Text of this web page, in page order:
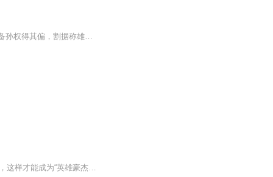
夫厚黑之为学也，其法至简，其效至神，小用小效，大用大效。司马得其全而兴晋，曹操刘备孙权得其偏，割据称雄，炫赫一世，至今犹津津焉乐道之不衰，则厚黑亦何负于人哉？由三代以迄于今，帝王将相，不可胜数，苟其事之有济，何一不出于此？书策具在，事实难诬。学者本吾说以求之，自有豁然贯通之妙矣。
《厚黑学》为民国初期李宗吾于1917年所提出之学说，宣扬脸皮要厚如城墙，心要黑如煤炭，这样才能成为“英雄豪杰”。他列举了曹操、刘备、孙权、司马懿、项羽、刘邦等人物为例，试图证实其厚黑学而列举当中各人之脸皮厚薄与心地黑白如何影响他们的成败。厚...